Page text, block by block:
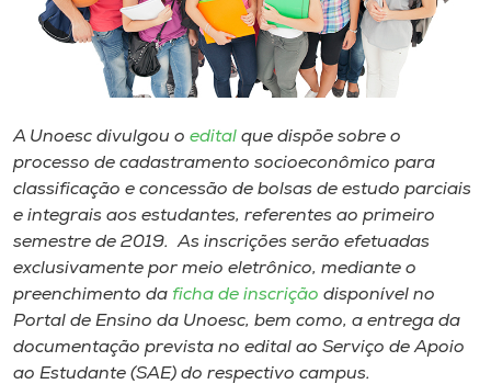
Museu
Store
Selecione
A+
A-
A Unoesc divulgou o edital que dispõe sobre o
processo de cadastramento socioeconômico para
classificação e concessão de bolsas de estudo parciais
e integrais aos estudantes, referentes ao primeiro
semestre de 2019. As inscrições serão efetuadas
exclusivamente por meio eletrônico, mediante o
preenchimento da ficha de inscrição disponível no
Portal de Ensino da Unoesc, bem como, a entrega da
documentação prevista no edital ao Serviço de Apoio
ao Estudante (SAE) do respectivo campus.